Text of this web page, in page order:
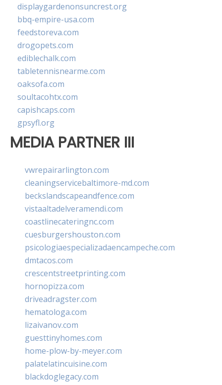
displaygardenonsuncrest.org
bbq-empire-usa.com
feedstoreva.com
drogopets.com
ediblechalk.com
tabletennisnearme.com
oaksofa.com
soultacohtx.com
capishcaps.com
gpsyfl.org
MEDIA PARTNER III
vwrepairarlington.com
cleaningservicebaltimore-md.com
beckslandscapeandfence.com
vistaaltadelveramendi.com
coastlinecateringnc.com
cuesburgershouston.com
psicologiaespecializadaencampeche.com
dmtacos.com
crescentstreetprinting.com
hornopizza.com
driveadragster.com
hematologa.com
lizaivanov.com
guesttinyhomes.com
home-plow-by-meyer.com
palatelatincuisine.com
blackdoglegacy.com